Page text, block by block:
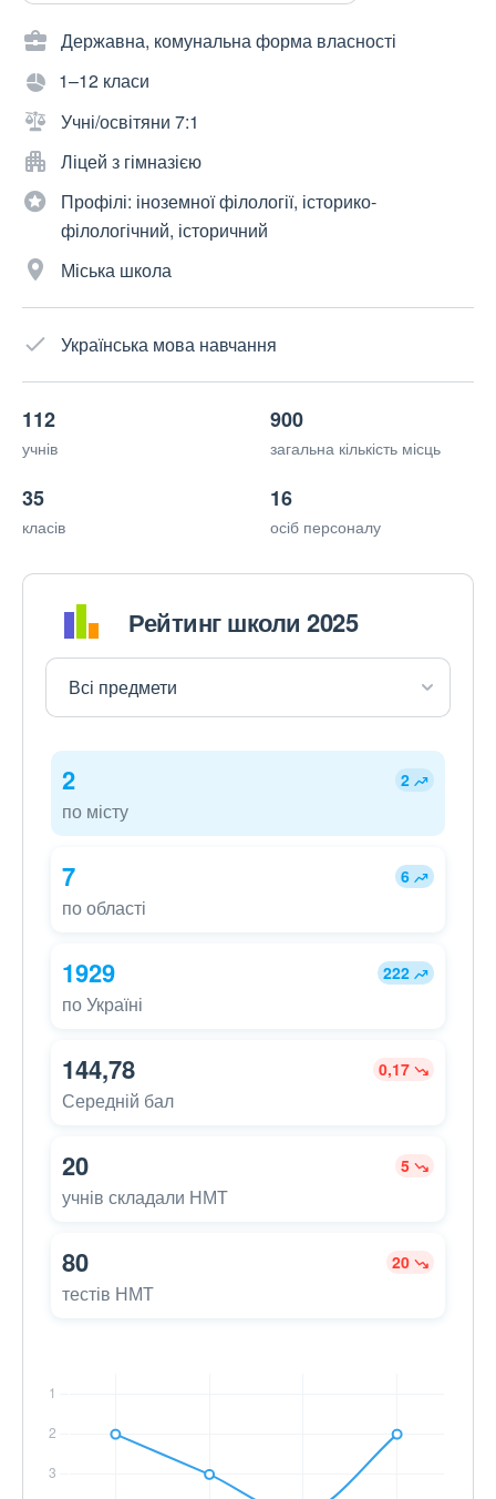
Державна, комунальна форма власності
1–12 класи
Учні/освітяни 7:1
Ліцей з гімназією
Профілі: іноземної філології, історико-
філологічний, історичний
Міська школа
Українська мова навчання
112
учнів
900
загальна кількість місць
35
класів
16
осіб персоналу
Рейтинг школи 2025
2 2
по місту
7 6
по області
1929 222
по Україні
144,78 0,17
Середній бал
20 5
учнів складали НМТ
80 20
тестів НМТ